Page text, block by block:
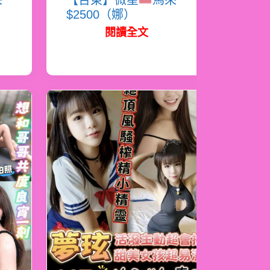
$2500（娜）
閱讀全文